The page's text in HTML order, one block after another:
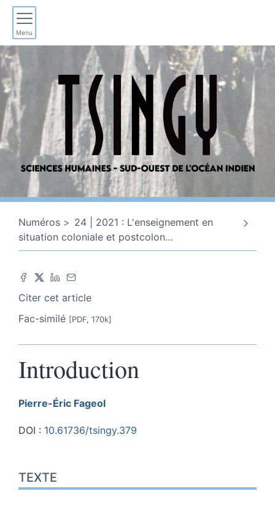
Menu
Numéros
24 | 2021 : L'enseignement en
situation coloniale et postcolon…
Citer cet article
Fac-similé [PDF, 170k]
Introduction
Pierre-Éric Fageol
DOI : 10.61736/tsingy.379
Notes
Citer cet article
TEXTE